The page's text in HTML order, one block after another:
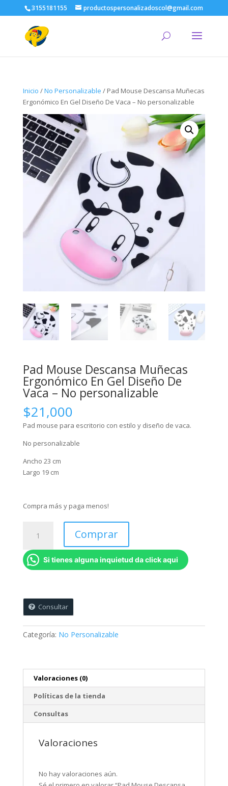
3155181155 productospersonalizadoscol@gmail.com
Inicio /No Personalizable / Pad Mouse Descansa Muñecas
Ergonómico En Gel Diseño De Vaca – No personalizable
Pad Mouse Descansa Muñecas
Ergonómico En Gel Diseño De
Vaca – No personalizable
$21,000
Pad mouse para escritorio con estilo y diseño de vaca.
No personalizable
Ancho 23 cm
Largo 19 cm
Compra más y paga menos!
Mouse
Descansa
Muñecas
Ergonómico
Diseño
De
Vaca
-
Comprar
Si tienes alguna inquietud da click aqui
Consultar
Categoría: No Personalizable
Valoraciones (0)
Políticas de la tienda
Consultas
Valoraciones
No hay valoraciones aún.